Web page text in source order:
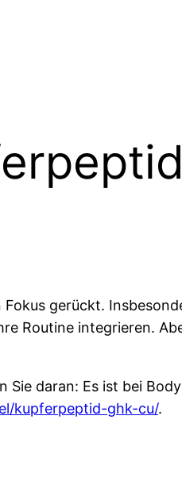
gerückt.
Routine integrieren.
daran: Es ist bei
kupferpeptid-ghk-cu/.